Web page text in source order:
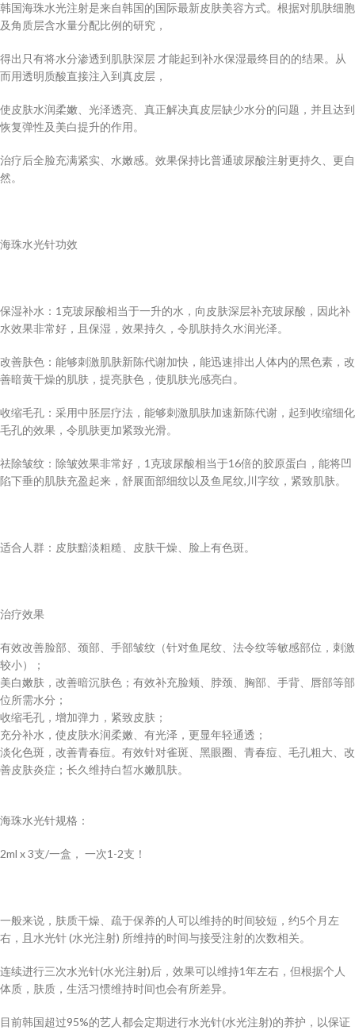
韩国海珠水光注射是来自韩国的国际最新皮肤美容方式。根据对肌肤细胞
及角质层含水量分配比例的研究，
得出只有将水分渗透到肌肤深层 才能起到补水保湿最终目的的结果。从
而用透明质酸直接注入到真皮层，
使皮肤水润柔嫩、光泽透亮、真正解决真皮层缺少水分的问题，并且达到
恢复弹性及美白提升的作用。
治疗后全脸充满紧实、水嫩感。效果保持比普通玻尿酸注射更持久、更自
然。
海珠水光针功效
保湿补水：1克玻尿酸相当于一升的水，向皮肤深层补充玻尿酸，因此补
水效果非常好，且保湿，效果持久，令肌肤持久水润光泽。
改善肤色：能够刺激肌肤新陈代谢加快，能迅速排出人体内的黑色素，改
善暗黄干燥的肌肤，提亮肤色，使肌肤光感亮白。
收缩毛孔：采用中胚层疗法，能够刺激肌肤加速新陈代谢，起到收缩细化
毛孔的效果，令肌肤更加紧致光滑。
祛除皱纹：除皱效果非常好，1克玻尿酸相当于16倍的胶原蛋白，能将凹
陷下垂的肌肤充盈起来，舒展面部细纹以及鱼尾纹,川字纹，紧致肌肤。
适合人群：皮肤黯淡粗糙、皮肤干燥、脸上有色斑。
治疗效果
有效改善脸部、颈部、手部皱纹（针对鱼尾纹、法令纹等敏感部位，刺激
较小）；
美白嫩肤，改善暗沉肤色；有效补充脸颊、脖颈、胸部、手背、唇部等部
位所需水分；
收缩毛孔，增加弹力，紧致皮肤；
充分补水，使皮肤水润柔嫩、有光泽，更显年轻通透；
淡化色斑，改善青春痘。有效针对雀斑、黑眼圈、青春痘、毛孔粗大、改
善皮肤炎症；长久维持白皙水嫩肌肤。
海珠水光针规格：
2ml x 3支/一盒， 一次1-2支！
一般来说，肤质干燥、疏于保养的人可以维持的时间较短，约5个月左
右，且水光针 (水光注射) 所维持的时间与接受注射的次数相关。
连续进行三次水光针(水光注射)后，效果可以维持1年左右，但根据个人
体质，肤质，生活习惯维持时间也会有所差异。
目前韩国超过95%的艺人都会定期进行水光针(水光注射)的养护，以保证